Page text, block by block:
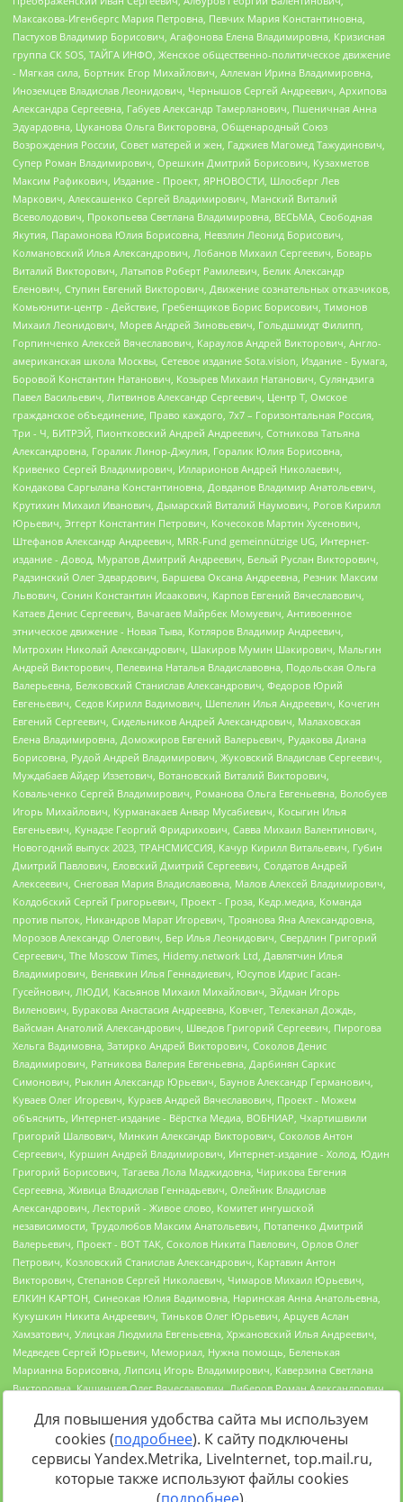
Источник:https://minjust.gov.ru/uploaded/files/reestr-
inostrannyih-agentov-22-03-2024.pdfданные на22.03.2024
Для повышения удобства сайта мы используем
cookies (подробнее). К сайту подключены
сервисы Yandex.Metrika, LiveInternet, top.mail.ru,
которые также используют файлы cookies